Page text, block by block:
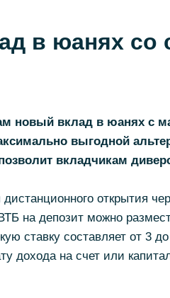
в юанях со
новый вклад в юанях с
выгодной
вкладчикам
открытия
на депозит можно
ставку составляет от 3
дохода на счет или